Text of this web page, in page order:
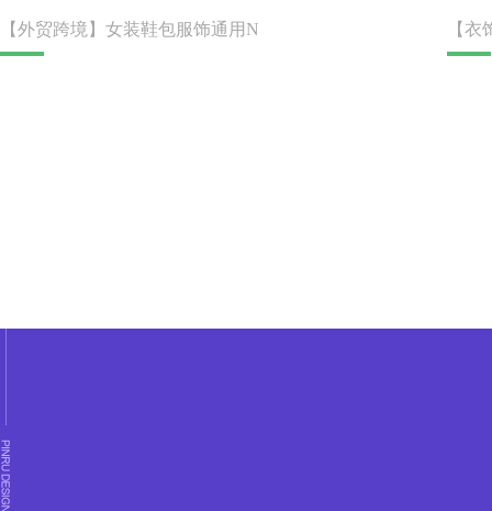
【外贸跨境】女装鞋包服饰通用N 【